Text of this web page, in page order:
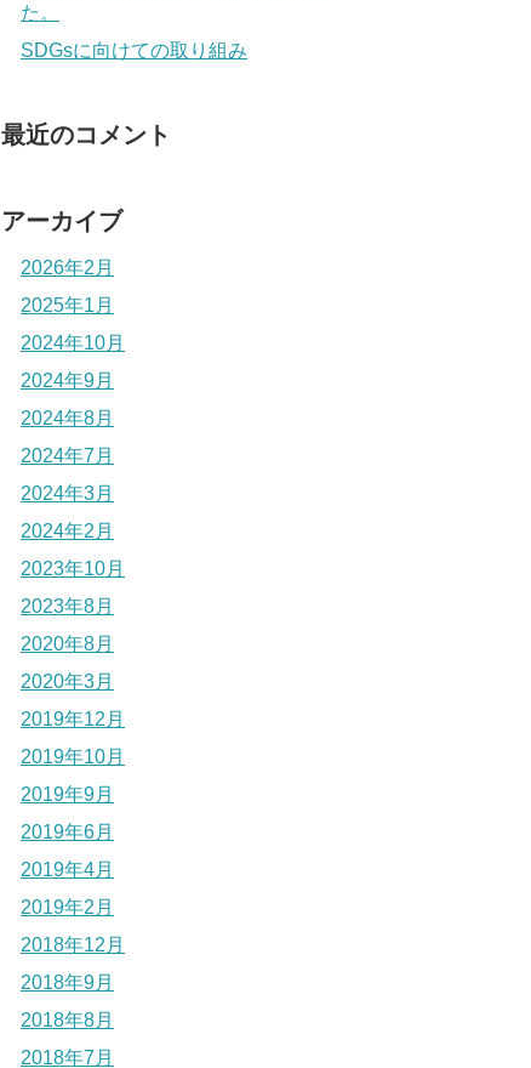
た。
SDGsに向けての取り組み
最近のコメント
アーカイブ
2026年2月
2025年1月
2024年10月
2024年9月
2024年8月
2024年7月
2024年3月
2024年2月
2023年10月
2023年8月
2020年8月
2020年3月
2019年12月
2019年10月
2019年9月
2019年6月
2019年4月
2019年2月
2018年12月
2018年9月
2018年8月
2018年7月